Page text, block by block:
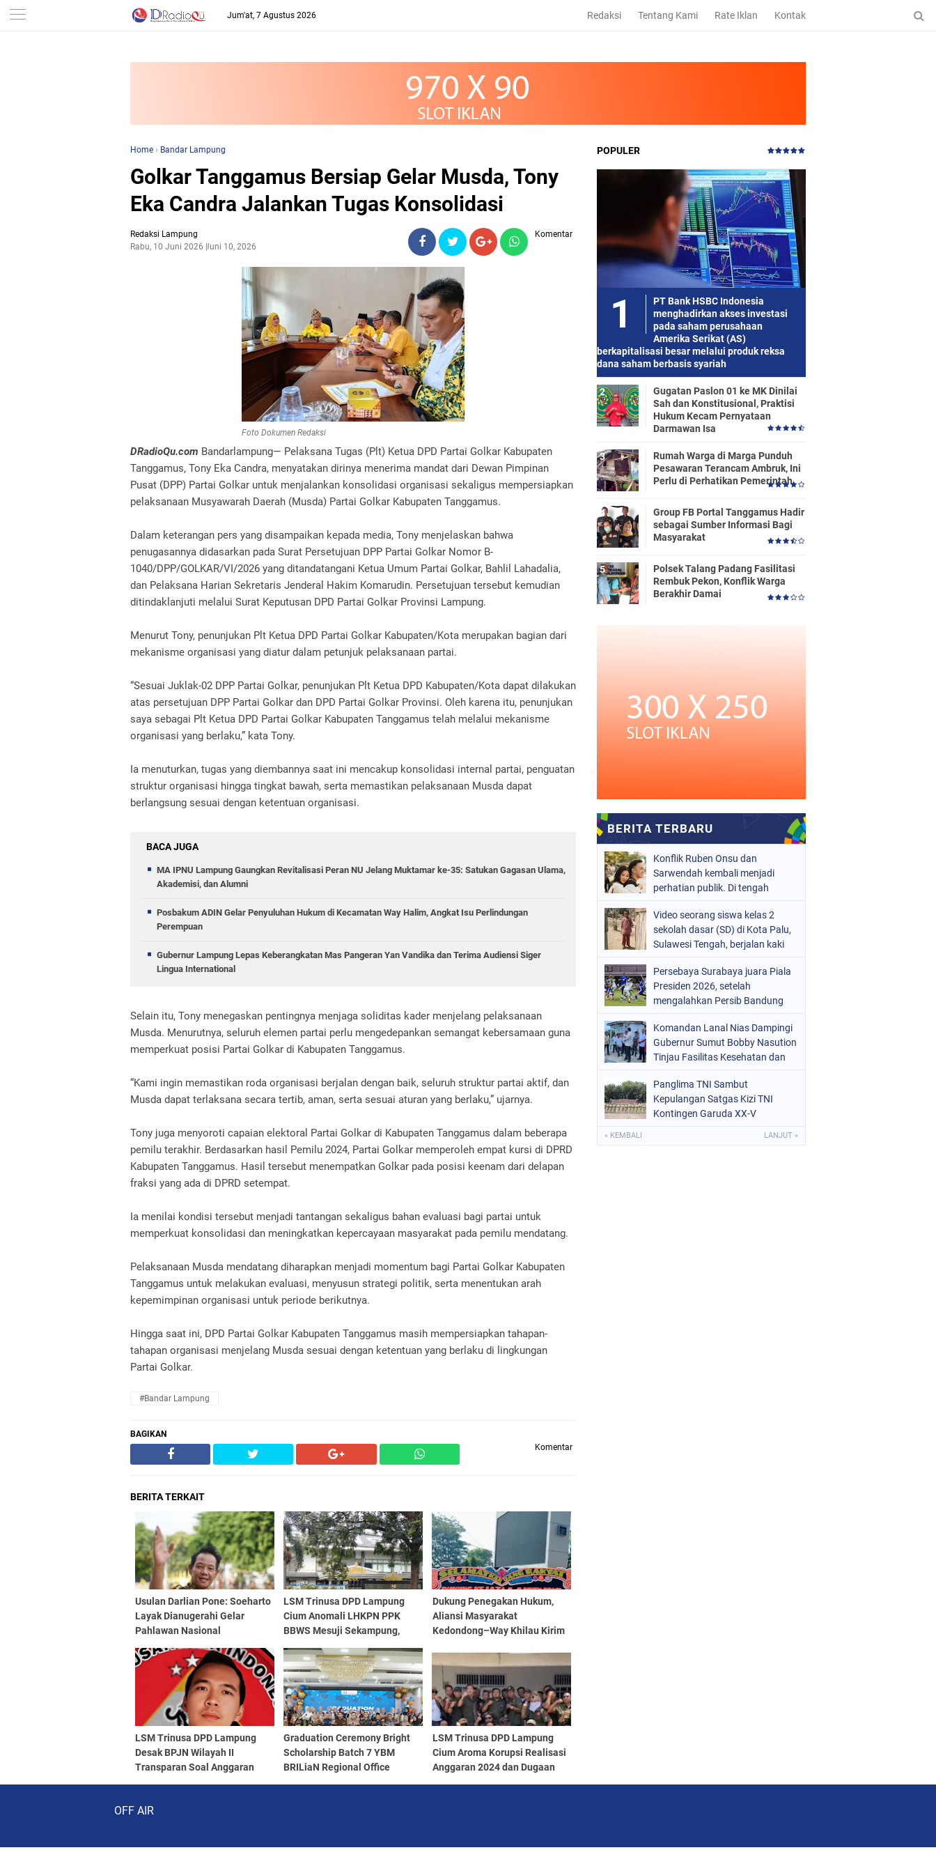
-->
Jum'at, 7 Agustus 2026 Redaksi Tentang Kami Rate Iklan Kontak
Home › Bandar Lampung
Golkar Tanggamus Bersiap Gelar Musda, Tony
Eka Candra Jalankan Tugas Konsolidasi
Redaksi Lampung
Rabu, 10 Juni 2026 Juni 10, 2026
Komentar
Foto Dokumen Redaksi
DRadioQu.com Bandarlampung— Pelaksana Tugas (Plt) Ketua DPD Partai Golkar Kabupaten
Tanggamus, Tony Eka Candra, menyatakan dirinya menerima mandat dari Dewan Pimpinan
Pusat (DPP) Partai Golkar untuk menjalankan konsolidasi organisasi sekaligus mempersiapkan
pelaksanaan Musyawarah Daerah (Musda) Partai Golkar Kabupaten Tanggamus.
Dalam keterangan pers yang disampaikan kepada media, Tony menjelaskan bahwa
penugasannya didasarkan pada Surat Persetujuan DPP Partai Golkar Nomor B-
1040/DPP/GOLKAR/VI/2026 yang ditandatangani Ketua Umum Partai Golkar, Bahlil Lahadalia,
dan Pelaksana Harian Sekretaris Jenderal Hakim Komarudin. Persetujuan tersebut kemudian
ditindaklanjuti melalui Surat Keputusan DPD Partai Golkar Provinsi Lampung.
Menurut Tony, penunjukan Plt Ketua DPD Partai Golkar Kabupaten/Kota merupakan bagian dari
mekanisme organisasi yang diatur dalam petunjuk pelaksanaan partai.
“Sesuai Juklak-02 DPP Partai Golkar, penunjukan Plt Ketua DPD Kabupaten/Kota dapat dilakukan
atas persetujuan DPP Partai Golkar dan DPD Partai Golkar Provinsi. Oleh karena itu, penunjukan
saya sebagai Plt Ketua DPD Partai Golkar Kabupaten Tanggamus telah melalui mekanisme
organisasi yang berlaku,” kata Tony.
Ia menuturkan, tugas yang diembannya saat ini mencakup konsolidasi internal partai, penguatan
struktur organisasi hingga tingkat bawah, serta memastikan pelaksanaan Musda dapat
berlangsung sesuai dengan ketentuan organisasi.
BACA JUGA
MA IPNU Lampung Gaungkan Revitalisasi Peran NU Jelang Muktamar ke-35: Satukan Gagasan Ulama,
Akademisi, dan Alumni
Posbakum ADIN Gelar Penyuluhan Hukum di Kecamatan Way Halim, Angkat Isu Perlindungan
Perempuan
Gubernur Lampung Lepas Keberangkatan Mas Pangeran Yan Vandika dan Terima Audiensi Siger
Lingua International
Selain itu, Tony menegaskan pentingnya menjaga soliditas kader menjelang pelaksanaan
Musda. Menurutnya, seluruh elemen partai perlu mengedepankan semangat kebersamaan guna
memperkuat posisi Partai Golkar di Kabupaten Tanggamus.
“Kami ingin memastikan roda organisasi berjalan dengan baik, seluruh struktur partai aktif, dan
Musda dapat terlaksana secara tertib, aman, serta sesuai aturan yang berlaku,” ujarnya.
Tony juga menyoroti capaian elektoral Partai Golkar di Kabupaten Tanggamus dalam beberapa
pemilu terakhir. Berdasarkan hasil Pemilu 2024, Partai Golkar memperoleh empat kursi di DPRD
Kabupaten Tanggamus. Hasil tersebut menempatkan Golkar pada posisi keenam dari delapan
fraksi yang ada di DPRD setempat.
Ia menilai kondisi tersebut menjadi tantangan sekaligus bahan evaluasi bagi partai untuk
memperkuat konsolidasi dan meningkatkan kepercayaan masyarakat pada pemilu mendatang.
Pelaksanaan Musda mendatang diharapkan menjadi momentum bagi Partai Golkar Kabupaten
Tanggamus untuk melakukan evaluasi, menyusun strategi politik, serta menentukan arah
kepemimpinan organisasi untuk periode berikutnya.
Hingga saat ini, DPD Partai Golkar Kabupaten Tanggamus masih mempersiapkan tahapan-
tahapan organisasi menjelang Musda sesuai dengan ketentuan yang berlaku di lingkungan
Partai Golkar.
#Bandar Lampung
BAGIKAN
Komentar
BERITA TERKAIT
Usulan Darlian Pone: Soeharto
Layak Dianugerahi Gelar
Pahlawan Nasional
LSM Trinusa DPD Lampung
Cium Anomali LHKPN PPK
BBWS Mesuji Sekampung,
Sorotan
Dukung Penegakan Hukum,
Aliansi Masyarakat
Kedondong–Way Khilau Kirim
LSM Trinusa DPD Lampung
Desak BPJN Wilayah II
Transparan Soal Anggaran
Graduation Ceremony Bright
Scholarship Batch 7 YBM
BRILiaN Regional Office
LSM Trinusa DPD Lampung
Cium Aroma Korupsi Realisasi
Anggaran 2024 dan Dugaan
POPULER
PT Bank HSBC Indonesia
menghadirkan akses investasi
pada saham perusahaan
Amerika Serikat (AS)
berkapitalisasi besar melalui produk reksa
dana saham berbasis syariah
Gugatan Paslon 01 ke MK Dinilai
Sah dan Konstitusional, Praktisi
Hukum Kecam Pernyataan
Darmawan Isa
Rumah Warga di Marga Punduh
Pesawaran Terancam Ambruk, Ini
Perlu di Perhatikan Pemerintah
Group FB Portal Tanggamus Hadir
sebagai Sumber Informasi Bagi
Masyarakat
Polsek Talang Padang Fasilitasi
Rembuk Pekon, Konflik Warga
Berakhir Damai
Konflik Ruben Onsu dan
Sarwendah kembali menjadi
perhatian publik. Di tengah
berjalan, kuasa hukum
Sarwendah
Video seorang siswa kelas 2
sekolah dasar (SD) di Kota Palu,
Sulawesi Tengah, berjalan kaki
mengenakan sepatu viral di
media sosial
Persebaya Surabaya juara Piala
Presiden 2026, setelah
mengalahkan Persib Bandung
laga final. Green Force menang 6-
5 setelah kedua tim bermain
imbang 1-1 hingga 120 menit
Komandan Lanal Nias Dampingi
Gubernur Sumut Bobby Nasution
Tinjau Fasilitas Kesehatan dan
Utara
Panglima TNI Sambut
Kepulangan Satgas Kizi TNI
Kontingen Garuda XX-V
« KEMBALI LANJUT »
OFF AIR